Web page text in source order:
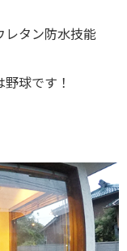
タン防水技能
球です！